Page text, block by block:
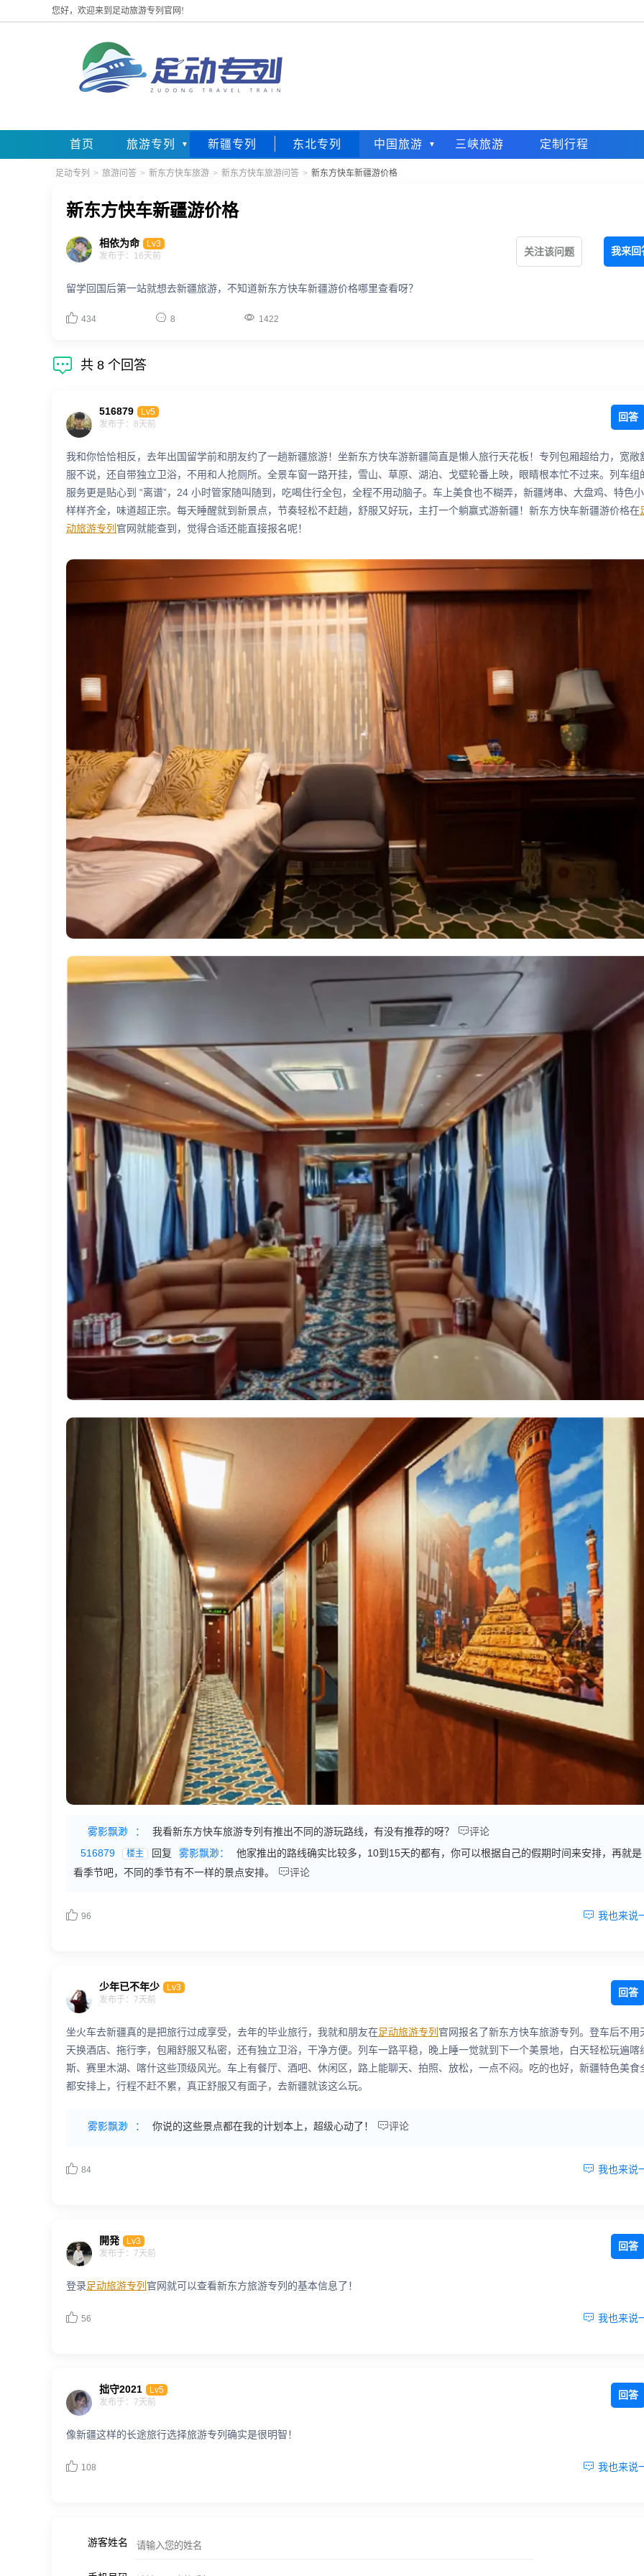
您好，欢迎来到足动旅游专列官网!
首页 旅游专列 新疆专列 东北专列 中国旅游 三峡旅游 定制行程
足动专列 > 旅游问答 > 新东方快车旅游 > 新东方快车旅游问答 > 新东方快车新疆游价格
新东方快车新疆游价格
相依为命
Lv3
发布于：16天前
关注该问题 我来回
留学回国后第一站就想去新疆旅游，不知道新东方快车新疆游价格哪里查看呀？
 434  8  1422
 共 8 个回答
516879
Lv5
发布于：8天前
回答
我和你恰恰相反，去年出国留学前和朋友约了一趟新疆旅游！坐新东方快车游新疆简直是懒人旅行天花板！专列包厢超给力，宽敞
服不说，还自带独立卫浴，不用和人抢厕所。全景车窗一路开挂，雪山、草原、湖泊、戈壁轮番上映，眼睛根本忙不过来。列车组
服务更是贴心到 “离谱”，24 小时管家随叫随到，吃喝住行全包，全程不用动脑子。车上美食也不糊弄，新疆烤串、大盘鸡、特色
样样齐全，味道超正宗。每天睡醒就到新景点，节奏轻松不赶趟，舒服又好玩，主打一个躺赢式游新疆！新东方快车新疆游价格在
动旅游专列 官网就能查到，觉得合适还能直接报名呢！
雾影飘渺 ： 我看新东方快车旅游专列有推出不同的游玩路线，有没有推荐的呀？ 评论
516879
楼主 回复 雾影飘渺：
他家推出的路线确实比较多，10到15天的都有，你可以根据自己的假期时间来安排，再就是
看季节吧，不同的季节有不一样的景点安排。
评论
 96  我也来说
少年已不年少
Lv3
发布于：7天前
回答
坐火车去新疆真的是把旅行过成享受，去年的毕业旅行，我就和朋友在足动旅游专列 官网报名了新东方快车旅游专列。登车后不用
天换酒店、拖行李，包厢舒服又私密，还有独立卫浴，干净方便。列车一路平稳，晚上睡一觉就到下一个美景地，白天轻松玩遍喀
斯、赛里木湖、喀什这些顶级风光。车上有餐厅、酒吧、休闲区，路上能聊天、拍照、放松，一点不闷。吃的也好，新疆特色美食
都安排上，行程不赶不累，真正舒服又有面子，去新疆就该这么玩。
雾影飘渺 ： 你说的这些景点都在我的计划本上，超级心动了！ 评论
 84  我也来说
開発
Lv3
发布于：7天前
回答
登录足动旅游专列 官网就可以查看新东方旅游专列的基本信息了！
 56  我也来说
拙守2021
Lv5
发布于：7天前
回答
像新疆这样的长途旅行选择旅游专列确实是很明智！
 108  我也来说
游客姓名